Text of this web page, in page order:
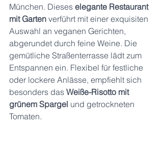
München. Dieses elegante Restaurant
mit Garten verführt mit einer exquisiten
Auswahl an veganen Gerichten,
abgerundet durch feine Weine. Die
gemütliche Straßenterrasse lädt zum
Entspannen ein. Flexibel für festliche
oder lockere Anlässe, empfiehlt sich
besonders das Weiße-Risotto mit
grünem Spargel und getrockneten
Tomaten.